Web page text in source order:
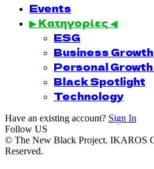
Events
▶ Κατηγορίες ◀
ESG
Business Growth
Personal
Black Spotlight
Technology
Have an existing account? Sign In
Follow US
© The New Black Project. IKAROS
Reserved.